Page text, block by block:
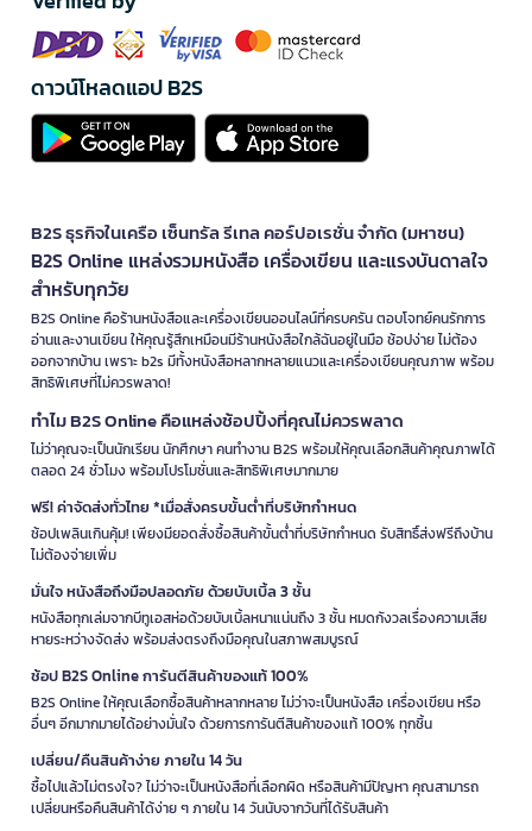
ดาวน์โหลดแอป B2S
B2S ธุรกิจในเครือ เซ็นทรัล รีเทล คอร์ปอเรชั่น จำกัด (มหาชน)
B2S Online แหล่งรวมหนังสือ เครื่องเขียน และแรงบันดาลใจ
สำหรับทุกวัย
B2S Online คือร้านหนังสือและเครื่องเขียนออนไลน์ที่ครบครัน ตอบโจทย์คนรักการ
อ่านและงานเขียน ให้คุณรู้สึกเหมือนมีร้านหนังสือใกล้ฉันอยู่ในมือ ช้อปง่าย ไม่ต้อง
ออกจากบ้าน เพราะ b2s มีทั้งหนังสือหลากหลายแนวและเครื่องเขียนคุณภาพ พร้อม
สิทธิพิเศษที่ไม่ควรพลาด!
ทำไม B2S Online คือแหล่งช้อปปิ้งที่คุณไม่ควรพลาด
ไม่ว่าคุณจะเป็นนักเรียน นักศึกษา คนทำงาน B2S พร้อมให้คุณเลือกสินค้าคุณภาพได้
ตลอด 24 ชั่วโมง พร้อมโปรโมชั่นและสิทธิพิเศษมากมาย
ฟรี! ค่าจัดส่งทั่วไทย *เมื่อสั่งครบขั้นต่ำที่บริษัทกำหนด
ช้อปเพลินเกินคุ้ม! เพียงมียอดสั่งซื้อสินค้าขั้นต่ำที่บริษัทกำหนด รับสิทธิ์ส่งฟรีถึงบ้าน
ไม่ต้องจ่ายเพิ่ม
มั่นใจ หนังสือถึงมือปลอดภัย ด้วยบับเบิ้ล 3 ชั้น
หนังสือทุกเล่มจากบีทูเอสห่อด้วยบับเบิ้ลหนาแน่นถึง 3 ชั้น หมดกังวลเรื่องความเสีย
หายระหว่างจัดส่ง พร้อมส่งตรงถึงมือคุณในสภาพสมบูรณ์
ช้อป B2S Online การันตีสินค้าของแท้ 100%
B2S Online ให้คุณเลือกซื้อสินค้าหลากหลาย ไม่ว่าจะเป็นหนังสือ เครื่องเขียน หรือ
อื่นๆ อีกมากมายได้อย่างมั่นใจ ด้วยการการันตีสินค้าของแท้ 100% ทุกชิ้น
เปลี่ยน/คืนสินค้าง่าย ภายใน 14 วัน
ซื้อไปแล้วไม่ตรงใจ? ไม่ว่าจะเป็นหนังสือที่เลือกผิด หรือสินค้ามีปัญหา คุณสามารถ
เปลี่ยนหรือคืนสินค้าได้ง่าย ๆ ภายใน 14 วันนับจากวันที่ได้รับสินค้า